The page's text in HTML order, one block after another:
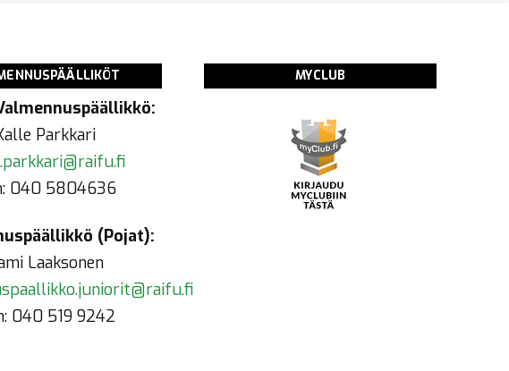
Parkkari
040 5804636
(Pojat):
Laaksonen
040 519 9242
MYCLUB